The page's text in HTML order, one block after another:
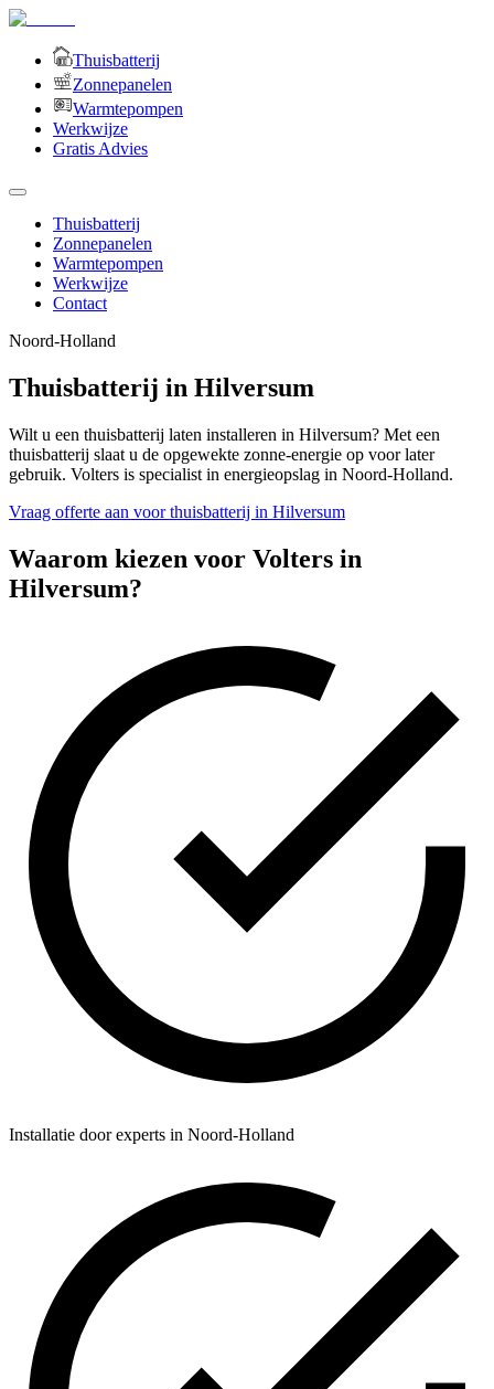
Thuisbatterij
Zonnepanelen
Warmtepompen
Werkwijze
Gratis Advies
Thuisbatterij
Zonnepanelen
Warmtepompen
Werkwijze
Contact
Noord-Holland
Thuisbatterij in Hilversum
Wilt u een thuisbatterij laten installeren in Hilversum? Met een
thuisbatterij slaat u de opgewekte zonne-energie op voor later
gebruik. Volters is specialist in energieopslag in Noord-Holland.
Vraag offerte aan voor thuisbatterij in Hilversum
Waarom kiezen voor Volters in
Hilversum?
Installatie door experts in Noord-Holland